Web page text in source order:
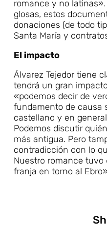
romance y no
glosas, estos
donaciones (de todo
Santa María y
El impacto
Álvarez Tejedor tiene
tendrá un gran
«podemos decir de
fundamento de causa
castellano y en
Podemos discutir
más antigua. Pero
contradicción con lo
Nuestro romance tuvo
franja en torno al